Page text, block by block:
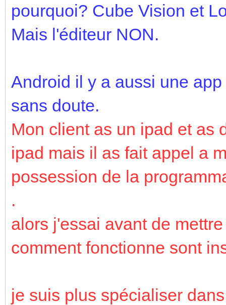
pourquoi? Cube Vision et
Mais l'éditeur NON.
Android il y a aussi une
sans doute.
Mon client as un ipad et as
ipad mais il as fait appel a
possession de la
.
alors j'essai avant de
comment fonctionne sont
je suis plus spécialiser